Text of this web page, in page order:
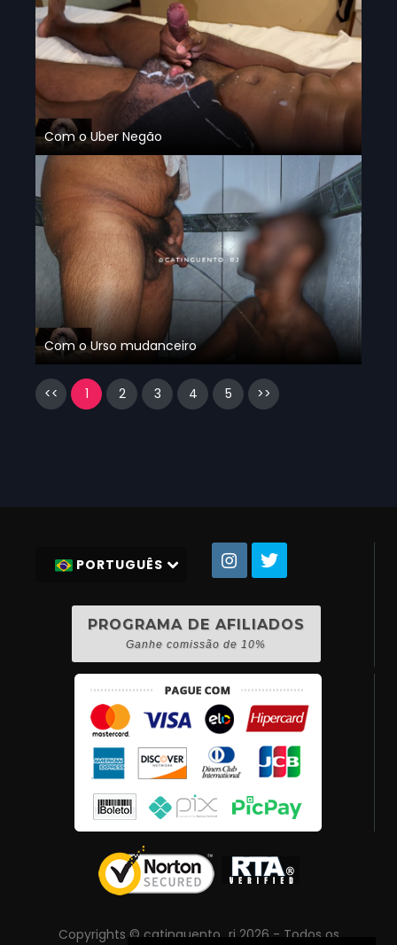
Com o Uber Negão
Relaxando
Com o Urso mudanceiro
<< 1 2 3 4 5 >>
PORTUGUÊS
PROGRAMA DE AFILIADOS
Ganhe comissão de 10%
Copyrights © catinguento_rj 2026 - Todos os